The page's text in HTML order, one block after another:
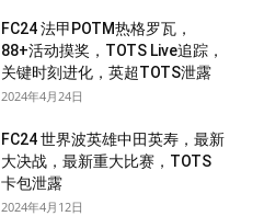
FC24 法甲POTM热格罗瓦，
88+活动摸奖，TOTS Live追踪，
关键时刻进化，英超TOTS泄露
2024年4月24日
FC24 世界波英雄中田英寿，最新
大决战，最新重大比赛，TOTS
卡包泄露
2024年4月12日